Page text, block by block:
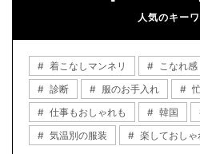
人気のキー
着こなしマンネリ こなれ感
診断
服のお手入れ
仕事もおしゃれも
韓国
気温別の服装
楽しておしゃ